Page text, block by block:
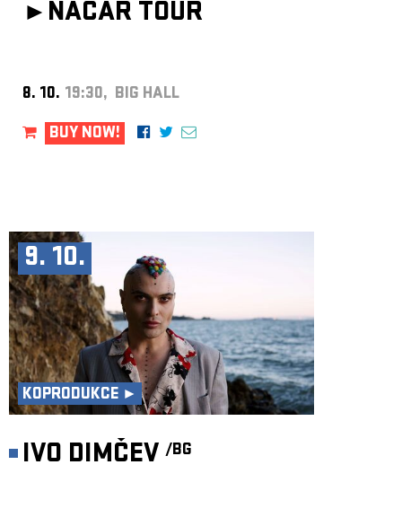
► NACAR TOUR
8. 10. 19:30, BIG HALL
BUY NOW!
9. 10.
KOPRODUKCE ►
IVO DIMČEV /BG